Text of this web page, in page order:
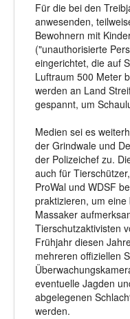
Für die bei den
anwesenden,
Bewohnern mit
("unauthorisierte
eingerichtet, die auf
Luftraum 500 Meter
werden an Land
gespannt, um
Medien sei es
der Grindwale und
der Polizeichef zu.
auch für
ProWal und WDSF
praktizieren, um
Massaker
Tierschutzaktivisten
Frühjahr diesen
mehreren offiziellen
eventuelle Jagden
abgelegenen
werden.